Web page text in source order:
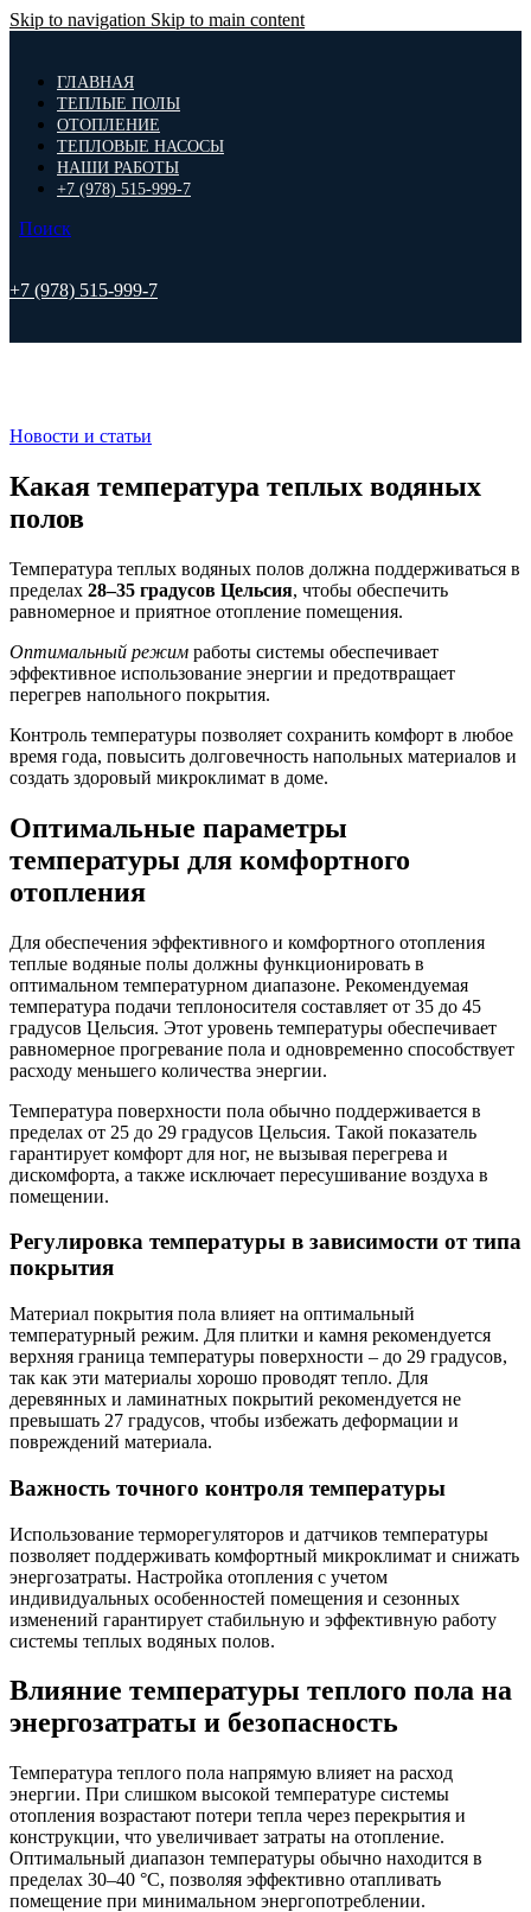
Skip to navigation Skip to main content
ГЛАВНАЯ
ТЕПЛЫЕ ПОЛЫ
ОТОПЛЕНИЕ
ТЕПЛОВЫЕ НАСОСЫ
НАШИ РАБОТЫ
+7 (978) 515-999-7
Поиск
+7 (978) 515-999-7
Новости и статьи
Какая температура теплых водяных
полов
Температура теплых водяных полов должна поддерживаться в
пределах 28–35 градусов Цельсия, чтобы обеспечить
равномерное и приятное отопление помещения.
Оптимальный режим работы системы обеспечивает
эффективное использование энергии и предотвращает
перегрев напольного покрытия.
Контроль температуры позволяет сохранить комфорт в любое
время года, повысить долговечность напольных материалов и
создать здоровый микроклимат в доме.
Оптимальные параметры
температуры для комфортного
отопления
Для обеспечения эффективного и комфортного отопления
теплые водяные полы должны функционировать в
оптимальном температурном диапазоне. Рекомендуемая
температура подачи теплоносителя составляет от 35 до 45
градусов Цельсия. Этот уровень температуры обеспечивает
равномерное прогревание пола и одновременно способствует
расходу меньшего количества энергии.
Температура поверхности пола обычно поддерживается в
пределах от 25 до 29 градусов Цельсия. Такой показатель
гарантирует комфорт для ног, не вызывая перегрева и
дискомфорта, а также исключает пересушивание воздуха в
помещении.
Регулировка температуры в зависимости от типа
покрытия
Материал покрытия пола влияет на оптимальный
температурный режим. Для плитки и камня рекомендуется
верхняя граница температуры поверхности – до 29 градусов,
так как эти материалы хорошо проводят тепло. Для
деревянных и ламинатных покрытий рекомендуется не
превышать 27 градусов, чтобы избежать деформации и
повреждений материала.
Важность точного контроля температуры
Использование терморегуляторов и датчиков температуры
позволяет поддерживать комфортный микроклимат и снижать
энергозатраты. Настройка отопления с учетом
индивидуальных особенностей помещения и сезонных
изменений гарантирует стабильную и эффективную работу
системы теплых водяных полов.
Влияние температуры теплого пола на
энергозатраты и безопасность
Температура теплого пола напрямую влияет на расход
энергии. При слишком высокой температуре системы
отопления возрастают потери тепла через перекрытия и
конструкции, что увеличивает затраты на отопление.
Оптимальный диапазон температуры обычно находится в
пределах 30–40 °C, позволяя эффективно отапливать
помещение при минимальном энергопотреблении.